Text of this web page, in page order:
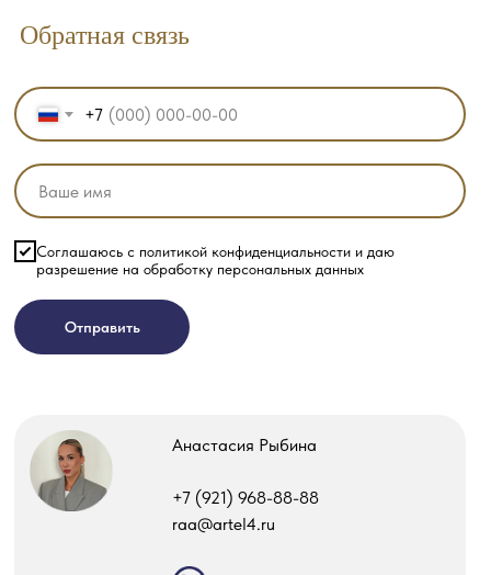
Обратная связь
+7
Соглашаюсь с политикой конфиденциальности и даю
разрешение на обработку персональных данных
Отправить
Анастасия Рыбина
‎+7 (921) 968-88-88
raa@artel4.ru